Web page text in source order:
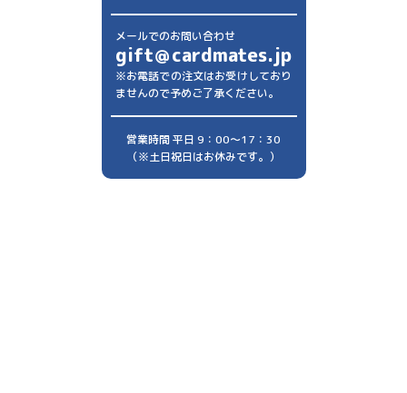
メールでのお問い合わせ
gift＠cardmates.jp
※お電話での注文はお受けしており
ませんので予めご了承ください。
営業時間 平日 9：00～17：30
（※土日祝日はお休みです。）